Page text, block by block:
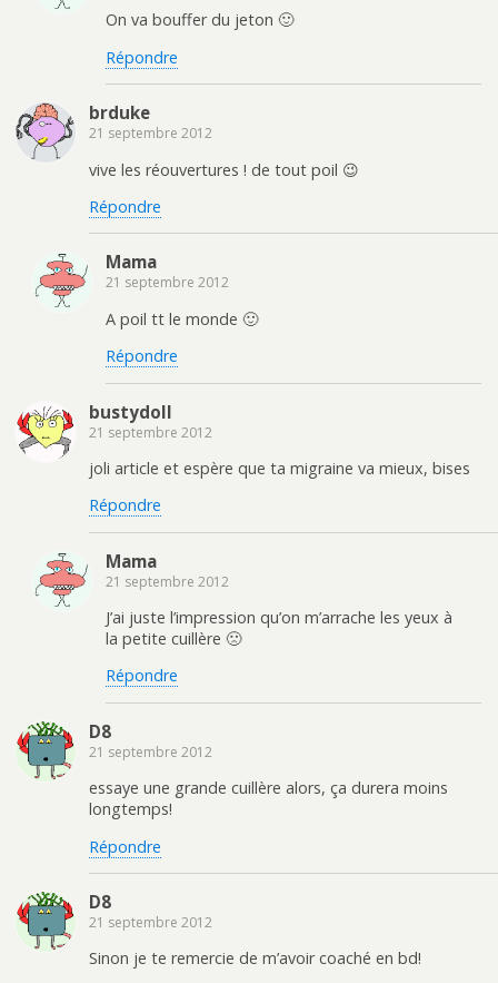
On va bouffer du jeton 🙂
Répondre
brduke
21 septembre 2012
vive les réouvertures ! de tout poil 😉
Répondre
Mama
21 septembre 2012
A poil tt le monde 🙂
Répondre
bustydoll
21 septembre 2012
joli article et espère que ta migraine va mieux, bises
Répondre
Mama
21 septembre 2012
J’ai juste l’impression qu’on m’arrache les yeux à
la petite cuillère 🙁
Répondre
D8
21 septembre 2012
essaye une grande cuillère alors, ça durera moins
longtemps!
Répondre
D8
21 septembre 2012
Sinon je te remercie de m’avoir coaché en bd!